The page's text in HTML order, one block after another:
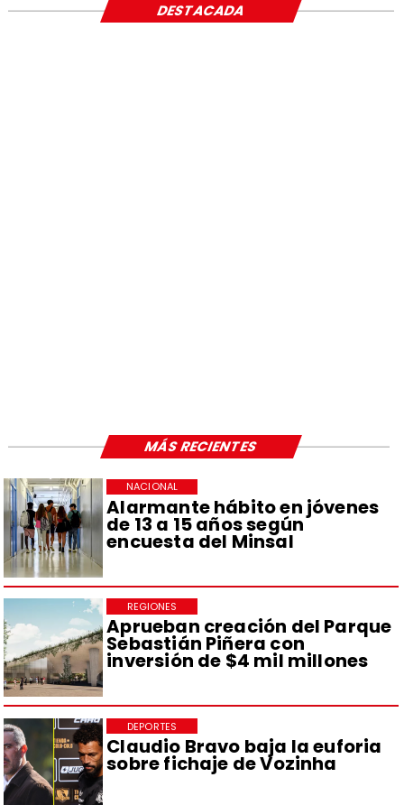
Alarmante hábito en jóvenes
de 13 a 15 años según
encuesta del Minsal
NACIONAL
Aprueban creación del Parque
Sebastián Piñera con
inversión de $4 mil millones
REGIONES
Claudio Bravo baja la euforia
sobre fichaje de Vozinha
DEPORTES
DESTACADA
MÁS RECIENTES